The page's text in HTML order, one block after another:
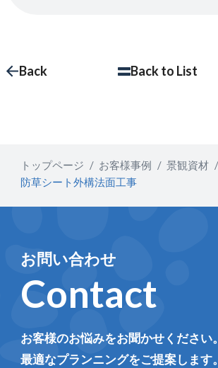
Back Back to List
トップページ お客様事例
景観資材
防草シート外構法面工事
お問い合わせ
Contact
お客様のお悩みをお聞かせください。
最適なプランニングをご提案します。